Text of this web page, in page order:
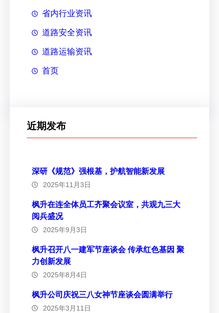
省内行业资讯
道路安全资讯
道路运输资讯
首页
近期发布
深研《规范》强根基，护航智能新发展
2025年11月3日
枫升在连全体员工齐聚会议室，共观九三大
阅兵盛况
2025年9月3日
枫升召开八一建军节座谈会 传承红色基因 聚
力创新发展
2025年8月4日
枫升公司庆祝三八女神节座谈会圆满举行
2025年3月11日